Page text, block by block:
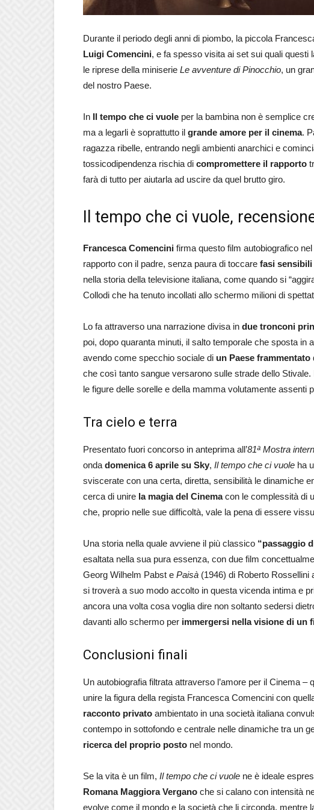
Durante il periodo degli anni di piombo, la piccola
Luigi Comencini, e fa spesso visita ai set sui quali
le riprese della miniserie Le avventure di Pinocchio, un
del nostro Paese.
In Il tempo che ci vuole per la bambina non è semplice
ma a legarli è soprattutto il grande amore per il cinema.
ragazza ribelle, entrando negli ambienti anarchici e
tossicodipendenza rischia di compromettere il rapporto
farà di tutto per aiutarla ad uscire da quel brutto giro.
Il tempo che ci vuole,
Francesca Comencini firma questo film autobiografico
rapporto con il padre, senza paura di toccare fasi
nella storia della televisione italiana, come quando si
Collodi che ha tenuto incollati allo schermo milioni di
Lo fa attraverso una narrazione divisa in due tronconi
poi, dopo quaranta minuti, il salto temporale che sposta in
avendo come specchio sociale di un Paese frammentato
che così tanto sangue versarono sulle strade dello
le figure delle sorelle e della mamma volutamente assenti
Tra cielo e terra
Presentato fuori concorso in anteprima all’81ª Mostra
onda domenica 6 aprile su Sky, Il tempo che ci vuole ha
sviscerate con una certa, diretta, sensibilità le dinamiche
cerca di unire la magia del Cinemacon le complessità di
che, proprio nelle sue difficoltà, vale la pena di essere
Una storia nella quale avviene il più classico “passaggio
esaltata nella sua pura essenza, con due film
Georg Wilhelm Pabst e Paisà (1946) di Roberto Rossellini
si troverà a suo modo accolto in questa vicenda intima e
ancora una volta cosa voglia dire non soltanto sedersi
davanti allo schermo per immergersi nella visione di un
Conclusioni finali
Un autobiografia filtrata attraverso l’amore per il Cinema
unire la figura della regista Francesca Comencini con
racconto privato ambientato in una società italiana
contempo in sottofondo e centrale nelle dinamiche tra un
ricerca del proprio posto nel mondo.
Se la vita è un film, Il tempo che ci vuole ne è ideale
Romana Maggiora Vergano che si calano con intensità
evolve come il mondo e la società che li circonda, mentre